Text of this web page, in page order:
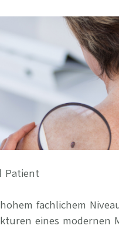
Patient
fachlichem
eines modernen